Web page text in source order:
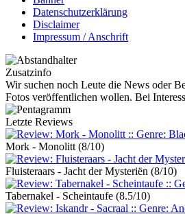
Datenschutzerklärung
Disclaimer
Impressum / Anschrift
Zusatzinfo
Wir suchen noch Leute die News oder
Fotos veröffentlichen wollen. Bei
Letzte Reviews
Mork - Monolitt (8/10)
Fluisteraars - Jacht der Mysteriën (8/10)
Tabernakel - Scheintaufe (8.5/10)